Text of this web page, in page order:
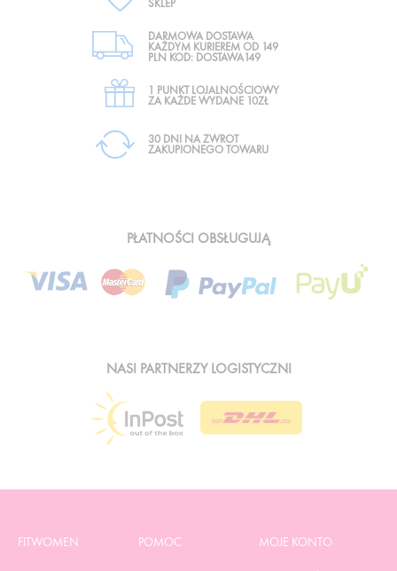
DARMOWA DOSTAWA
KAŻDYM KURIEREM OD 149
PLN KOD: DOSTAWA149
1 PUNKT LOJALNOŚCIOWY
ZA KAŻDE WYDANE 10ZŁ
30 DNI NA ZWROT
ZAKUPIONEGO TOWARU
PŁATNOŚCI OBSŁUGUJĄ
NASI PARTNERZY LOGISTYCZNI
FITWOMEN POMOC MOJE KONTO